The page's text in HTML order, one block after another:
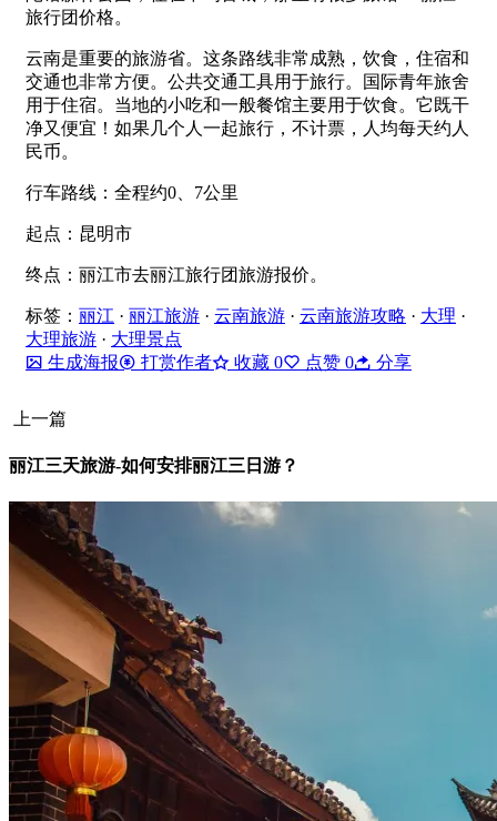
旅行团价格。
云南是重要的旅游省。这条路线非常成熟，饮食，住宿和
交通也非常方便。公共交通工具用于旅行。国际青年旅舍
用于住宿。当地的小吃和一般餐馆主要用于饮食。它既干
净又便宜！如果几个人一起旅行，不计票，人均每天约人
民币。
行车路线：全程约0、7公里
起点：昆明市
终点：丽江市去丽江旅行团旅游报价。
标签： 丽江 · 丽江旅游 · 云南旅游 · 云南旅游攻略 · 大理 ·
大理旅游 · 大理景点
生成海报
打赏作者 收藏 0 点赞 0 分享
上一篇
丽江三天旅游-如何安排丽江三日游？